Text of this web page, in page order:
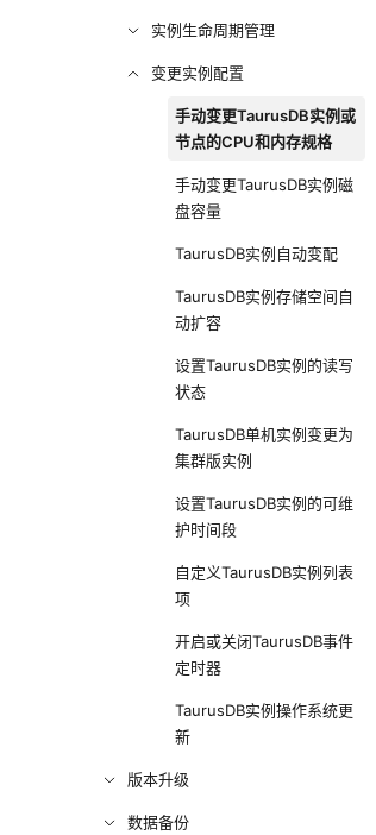
实例生命周期管理
变更实例配置
手动变更TaurusDB实例或
节点的CPU和内存规格
手动变更TaurusDB实例磁
盘容量
TaurusDB实例自动变配
TaurusDB实例存储空间自
动扩容
设置TaurusDB实例的读写
状态
TaurusDB单机实例变更为
集群版实例
设置TaurusDB实例的可维
护时间段
自定义TaurusDB实例列表
项
开启或关闭TaurusDB事件
定时器
TaurusDB实例操作系统更
新
版本升级
数据备份